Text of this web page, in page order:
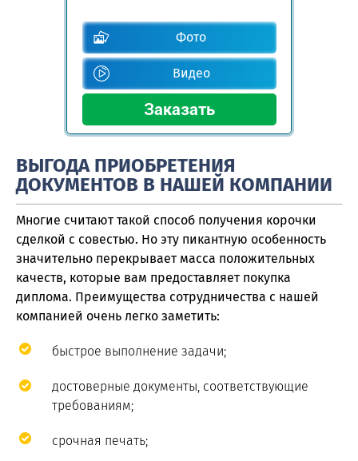
Фото
Видео
ВЫГОДА ПРИОБРЕТЕНИЯ
ДОКУМЕНТОВ В НАШЕЙ КОМПАНИИ
Многие считают такой способ получения корочки
сделкой с совестью. Но эту пикантную особенность
значительно перекрывает масса положительных
качеств, которые вам предоставляет покупка
диплома. Преимущества сотрудничества с нашей
компанией очень легко заметить:
быстрое выполнение задачи;
достоверные документы, соответствующие
требованиям;
срочная печать;